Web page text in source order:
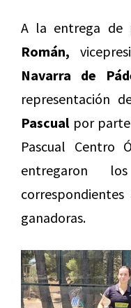
A la entrega de
Román,
Navarra de
representación
Pascualpor parte
Pascual Centro
entregaron
ganadoras.